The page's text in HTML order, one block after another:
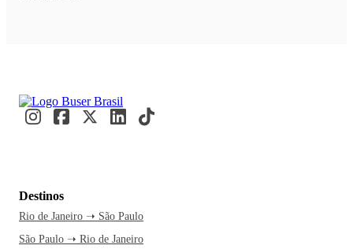
Destinos
Rio de Janeiro ➝ São Paulo
São Paulo ➝ Rio de Janeiro